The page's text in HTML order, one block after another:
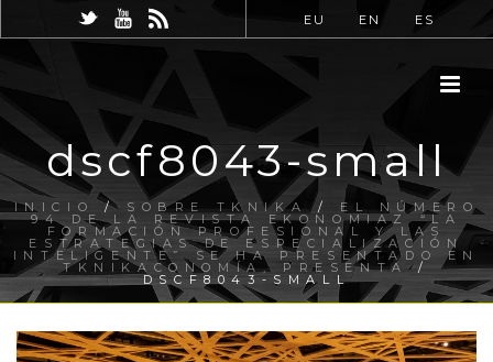
EU EN ES
dscf8043-small
INICIO / SOBRE TKNIKA / EL NÚMERO
94 DE LA REVISTA EKONOMIAZ “LA
FORMACIÓN PROFESIONAL Y LAS
ESTRATEGIAS DE ESPECIALIZACIÓN
INTELIGENTE” SE HA PRESENTADO EN
TKNIKACONOMÍA, PRESENTA /
DSCF8043-SMALL